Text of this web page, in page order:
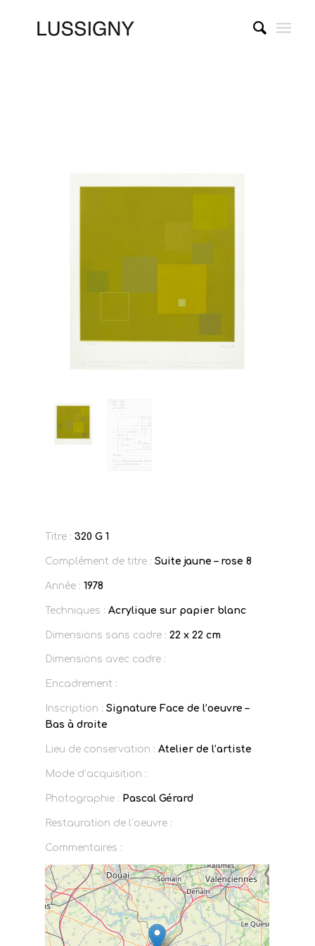
Titre : 320 G 1
Complément de titre : Suite jaune – rose 8
Année : 1978
Techniques : Acrylique sur papier blanc
Dimensions sans cadre : 22 x 22 cm
Dimensions avec cadre :
Encadrement :
Inscription : Signature Face de l’oeuvre –
Bas à droite
Lieu de conservation : Atelier de l’artiste
Mode d’acquisition :
Photographie : Pascal Gérard
Restauration de l’oeuvre :
Commentaires :